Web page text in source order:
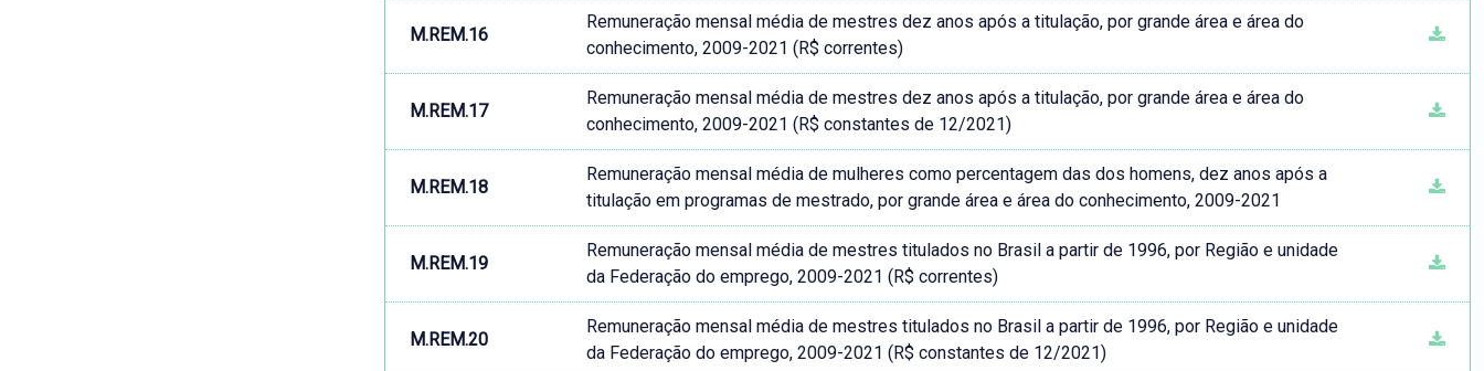
M.REM.16
Remuneração mensal média de mestres dez anos após a titulação, por grande área e área do
conhecimento, 2009-2021 (R$ correntes)
M.REM.17
Remuneração mensal média de mestres dez anos após a titulação, por grande área e área do
conhecimento, 2009-2021 (R$ constantes de 12/2021)
M.REM.18
Remuneração mensal média de mulheres como percentagem das dos homens, dez anos após a
titulação em programas de mestrado, por grande área e área do conhecimento, 2009-2021
M.REM.19
Remuneração mensal média de mestres titulados no Brasil a partir de 1996, por Região e unidade
da Federação do emprego, 2009-2021 (R$ correntes)
M.REM.20
Remuneração mensal média de mestres titulados no Brasil a partir de 1996, por Região e unidade
da Federação do emprego, 2009-2021 (R$ constantes de 12/2021)